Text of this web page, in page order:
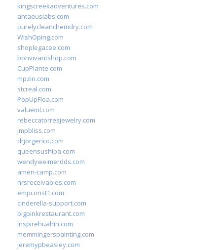
kingscreekadventures.com
antaeuslabs.com
purelycleanchemdry.com
WishOping.com
shoplegacee.com
bonvivantshop.com
CupPlante.com
mpzin.com
stcreal.com
PopUpFlea.com
valueml.com
rebeccatorresjewelry.com
jmpbliss.com
drjorgerico.com
queensushipa.com
wendyweimerdds.com
ameri-camp.com
hrsreceivables.com
empconst1.com
cinderella-support.com
bigpinkrestaurant.com
inspirehuahin.com
memmingerspainting.com
jeremypbeasley.com